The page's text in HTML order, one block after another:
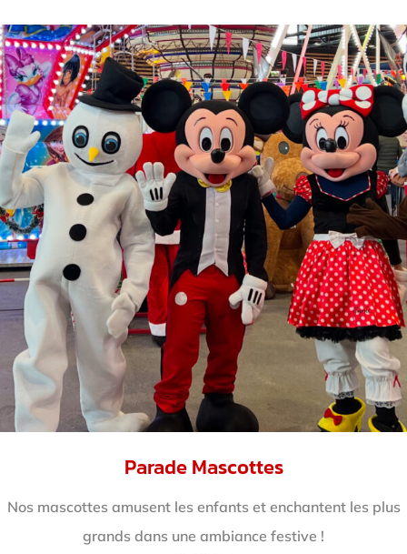
Parade Mascottes
Nos mascottes amusent les enfants et enchantent les plus
grands dans une ambiance festive !